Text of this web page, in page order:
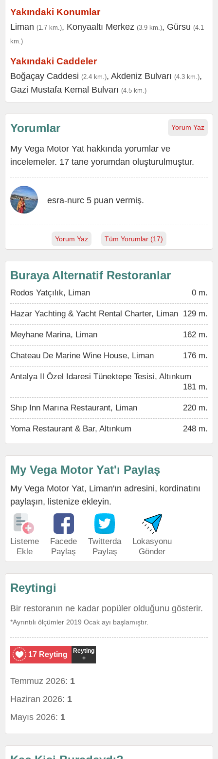
Yakındaki Konumlar
Liman (1.7 km.), Konyaaltı Merkez (3.9 km.), Gürsu (4.1
km.)
Yakındaki Caddeler
Boğaçay Caddesi (2.4 km.), Akdeniz Bulvarı (4.3 km.),
Gazi Mustafa Kemal Bulvarı (4.5 km.)
Yorum Yaz
Yorumlar
My Vega Motor Yat hakkında yorumlar ve
incelemeler. 17 tane yorumdan oluşturulmuştur.
esra-nurc 5 puan vermiş.
Yorum Yaz Tüm Yorumlar (17)
Buraya Alternatif Restoranlar
Rodos Yatçılık, Liman 0 m.
Hazar Yachting & Yacht Rental Charter, Liman 129 m.
Meyhane Marina, Liman 162 m.
Chateau De Marine Wine House, Liman 176 m.
Antalya Il Özel Idaresi Tünektepe Tesisi, Altınkum
181 m.
Shıp Inn Marına Restaurant, Liman 220 m.
Yoma Restaurant & Bar, Altınkum 248 m.
My Vega Motor Yat'ı Paylaş
My Vega Motor Yat, Liman'ın adresini, kordinatını
paylaşın, listenize ekleyin.
Listeme
Ekle
Facede
Paylaş
Twitterda
Paylaş
Lokasyonu
Gönder
Reytingi
Bir restoranın ne kadar popüler olduğunu gösterir.
*Ayrıntılı ölçümler 2019 Ocak ayı başlamıştır.
17 Reyting
Reyting
+
Temmuz 2026: 1
Haziran 2026: 1
Mayıs 2026: 1